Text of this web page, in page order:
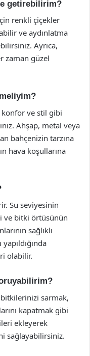
getirebilirim?
renkli çiçekler
ve aydınlatma
Ayrıca,
zaman güzel
konfor ve stil gibi
Ahşap, metal veya
bahçenizin tarzına
hava koşullarına
Su seviyesinin
ve bitki örtüsünün
sağlıklı
olabilir.
bitkilerinizi sarmak,
kapatmak gibi
ekleyerek
sağlayabilirsiniz.